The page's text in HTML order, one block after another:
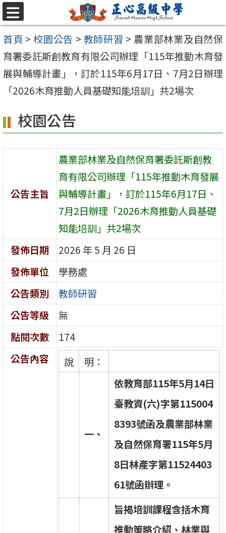
跳至主要內容區
選
單
首頁 > 校園公告 > 教師研習 > 農業部林業及自然保
育署委託斯創教育有限公司辦理「115年推動木育發
展與輔導計畫」，訂於115年6月17日、7月2日辦理
「2026木育推動人員基礎知能培訓」共2場次
校園公告
公告主旨
農業部林業及自然保育署委託斯創教
育有限公司辦理「115年推動木育發展
與輔導計畫」，訂於115年6月17日、
7月2日辦理「2026木育推動人員基礎
知能培訓」共2場次
發佈日期
2026 年 5 月 26 日
發佈單位
學務處
公告類別
教師研習
公告等級
無
點閱次數
174
公告內容
說 明：
一、
依教育部115年5月14日
臺教資(六)字第115004
8393號函及農業部林業
及自然保育署115年5月
8日林產字第11524403
61號函辦理。
旨揭培訓課程含括木育
推動策略介紹 、 林業與